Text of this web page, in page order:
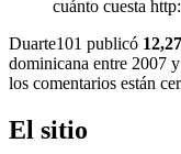
cuánto cuesta
Duarte101 publicó
dominicana entre 2007
los comentarios están
El sitio